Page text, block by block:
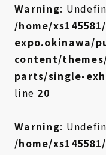
Warning:
/home/
expo.okinawa/
content/
parts/single-
line 20
Warning:
/home/